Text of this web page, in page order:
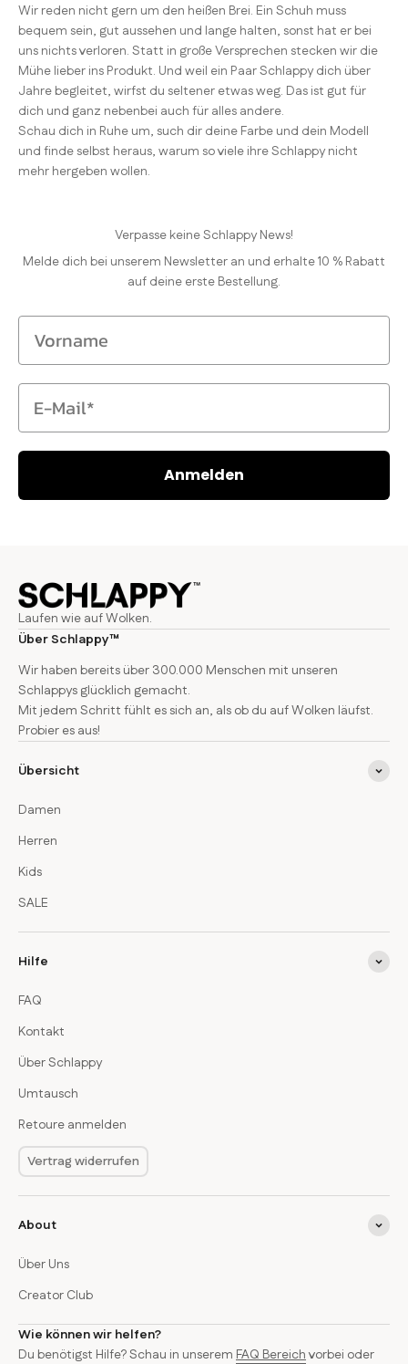
Wir reden nicht gern um den heißen Brei. Ein Schuh muss
bequem sein, gut aussehen und lange halten, sonst hat er bei
uns nichts verloren. Statt in große Versprechen stecken wir die
Mühe lieber ins Produkt. Und weil ein Paar Schlappy dich über
Jahre begleitet, wirfst du seltener etwas weg. Das ist gut für
dich und ganz nebenbei auch für alles andere.
Schau dich in Ruhe um, such dir deine Farbe und dein Modell
und finde selbst heraus, warum so viele ihre Schlappy nicht
mehr hergeben wollen.
Verpasse keine Schlappy News!
Melde dich bei unserem Newsletter an und erhalte 10 % Rabatt
auf deine erste Bestellung.
Vorname
E-Mail
Anmelden
Laufen wie auf Wolken.
Über Schlappy™
Wir haben bereits über 300.000 Menschen mit unseren
Schlappys glücklich gemacht.
Mit jedem Schritt fühlt es sich an, als ob du auf Wolken läufst.
Probier es aus!
Übersicht
Damen
Herren
Kids
SALE
Hilfe
FAQ
Kontakt
Über Schlappy
Umtausch
Retoure anmelden
Vertrag widerrufen
About
Über Uns
Creator Club
Wie können wir helfen?
Du benötigst Hilfe? Schau in unserem FAQ Bereichvorbei oder